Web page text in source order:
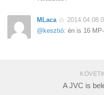
MLaca
2014.04.08
@kesztió: én is 16
A JVC is